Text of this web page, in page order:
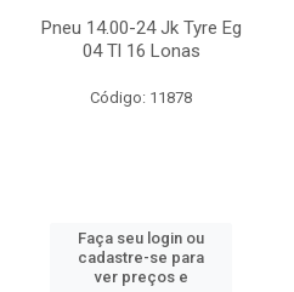
Pneu 14.00-24 Jk Tyre Eg
04 Tl 16 Lonas
Código: 11878
Faça seu login ou
cadastre-se para
ver preços e